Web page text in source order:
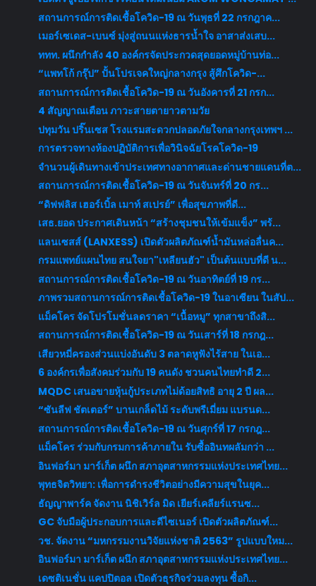
สถานการณ์การติดเชื้อโควิด-19 ณ วันพุธที่ 22 กรกฎาค...
เมอร์เซเดส-เบนซ์ มุ่งสู่ถนนแห่งธารน้ำใจ อาสาส่งเสบ...
ททท. ผนึกกำลัง 40 องค์กรจัดประกวดสุดยอดหมู่บ้านท่อ...
“แพทโก้ กรุ๊ป” ปั้นโปรเจคใหญ่กลางกรุง สู้ศึกโควิด-...
สถานการณ์การติดเชื้อโควิด-19 ณ วันอังคารที่ 21 กรก...
4 สัญญาณเตือน ภาวะสายตายาวตามวัย
ปทุมวัน ปริ๊นเซส โรงแรมสะดวกปลอดภัยใจกลางกรุงเทพฯ ...
การตรวจทางห้องปฏิบัติการเพื่อวินิจฉัยโรคโควิด-19
จำนวนผู้เดินทางเข้าประเทศทางอากาศและด่านชายแดนที่ต...
สถานการณ์การติดเชื้อโควิด-19 ณ วันจันทร์ที่ 20 กร...
“ดิฟฟลิส เฮอร์เบิ้ล เมาท์ สเปรย์” เพื่อสุขภาพที่ดี...
เสธ.ยอด ประกาศเดินหน้า “สร้างชุมชนให้เข้มแข็ง” พร้...
แลนเซสส์ (LANXESS) เปิดตัวผลิตภัณฑ์น้ำมันหล่อลื่นค...
กรมแพทย์แผนไทย สนใจยา"เหลียนฮัว" เป็นต้นแบบที่ดี น...
สถานการณ์การติดเชื้อโควิด-19 ณ วันอาทิตย์ที่ 19 กร...
ภาพรวมสถานการณ์การติดเชื้อโควิด-19 ในอาเซียน ในสัป...
แม็คโคร จัดโปรโมชั่นลดราคา “เนื้อหมู” ทุกสาขาถึงสิ...
สถานการณ์การติดเชื้อโควิด-19 ณ วันเสาร์ที่ 18 กรกฎ...
เสียวหมี่ครองส่วนแบ่งอันดับ 3 ตลาดหูฟังไร้สาย ในเอ...
6 องค์กรเพื่อสังคมร่วมกับ 19 คนดัง ชวนคนไทยทำดี 2...
MQDC เสนอขายหุ้นกู้ประเภทไม่ด้อยสิทธิ อายุ 2 ปี ผล...
“ซันลีฟ ชัตเตอร์” บานเกล็ดไม้ ระดับพรีเมี่ยม แบรนด...
สถานการณ์การติดเชื้อโควิด-19 ณ วันศุกร์ที่ 17 กรกฎ...
แม็คโคร ร่วมกับกรมการค้าภายใน รับซื้ออินทผลัมกว่า ...
อินฟอร์มา มาร์เก็ต ผนึก สภาอุตสาหกรรมแห่งประเทศไทย...
พุทธจิตวิทยา: เพื่อการดำรงชีวิตอย่างมีความสุขในยุค...
ธัญญาพาร์ค จัดงาน นิชิเวิร์ล มิด เยียร์เคลียร์แรนซ...
GC จับมือผู้ประกอบการและดีไซเนอร์ เปิดตัวผลิตภัณฑ์...
วช. จัดงาน “มหกรรมงานวิจัยแห่งชาติ 2563” รูปแบบใหม...
อินฟอร์มา มาร์เก็ต ผนึก สภาอุตสาหกรรมแห่งประเทศไทย...
เดซติเนชั่น แคปปิตอล เปิดตัวธุรกิจร่วมลงทุน ซื้อกิ...